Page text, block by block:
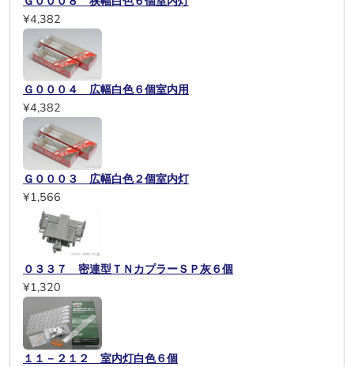
¥4,382
Ｇ０００４ 広幅白色６個室内用
¥4,382
Ｇ０００３ 広幅白色２個室内灯
¥1,566
０３３７ 密連型ＴＮカプラーＳＰ灰６個
¥1,320
１１－２１２ 室内灯白色６個